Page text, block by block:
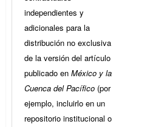
independientes y
adicionales para la
distribución no exclusiva
de la versión del artículo
publicado en México y la
Cuenca del Pacífico (por
ejemplo, incluirlo en un
repositorio institucional o